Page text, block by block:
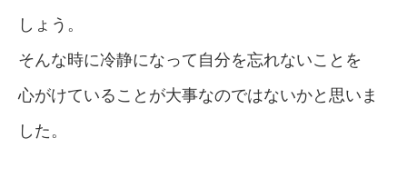
しょう。
そんな時に冷静になって自分を忘れないことを
心がけていることが大事なのではないかと思いま
した。